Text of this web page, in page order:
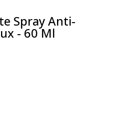
Spray Anti-
- 60 Ml